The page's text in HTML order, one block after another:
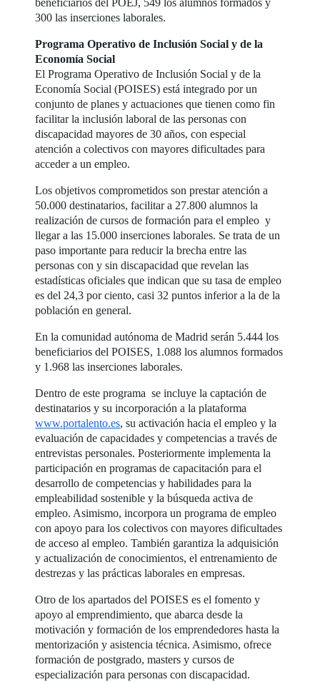
beneficiarios del POEJ, 549 los alumnos formados y
300 las inserciones laborales.
Programa Operativo de Inclusión Social y de la
Economía Social
El Programa Operativo de Inclusión Social y de la
Economía Social (POISES) está integrado por un
conjunto de planes y actuaciones que tienen como fin
facilitar la inclusión laboral de las personas con
discapacidad mayores de 30 años, con especial
atención a colectivos con mayores dificultades para
acceder a un empleo.
Los objetivos comprometidos son prestar atención a
50.000 destinatarios, facilitar a 27.800 alumnos la
realización de cursos de formación para el empleo y
llegar a las 15.000 inserciones laborales. Se trata de un
paso importante para reducir la brecha entre las
personas con y sin discapacidad que revelan las
estadísticas oficiales que indican que su tasa de empleo
es del 24,3 por ciento, casi 32 puntos inferior a la de la
población en general.
En la comunidad autónoma de Madrid serán 5.444 los
beneficiarios del POISES, 1.088 los alumnos formados
y 1.968 las inserciones laborales.
Dentro de este programa se incluye la captación de
destinatarios y su incorporación a la plataforma
www.portalento.es, su activación hacia el empleo y la
evaluación de capacidades y competencias a través de
entrevistas personales. Posteriormente implementa la
participación en programas de capacitación para el
desarrollo de competencias y habilidades para la
empleabilidad sostenible y la búsqueda activa de
empleo. Asimismo, incorpora un programa de empleo
con apoyo para los colectivos con mayores dificultades
de acceso al empleo. También garantiza la adquisición
y actualización de conocimientos, el entrenamiento de
destrezas y las prácticas laborales en empresas.
Otro de los apartados del POISES es el fomento y
apoyo al emprendimiento, que abarca desde la
motivación y formación de los emprendedores hasta la
mentorización y asistencia técnica. Asimismo, ofrece
formación de postgrado, masters y cursos de
especialización para personas con discapacidad.